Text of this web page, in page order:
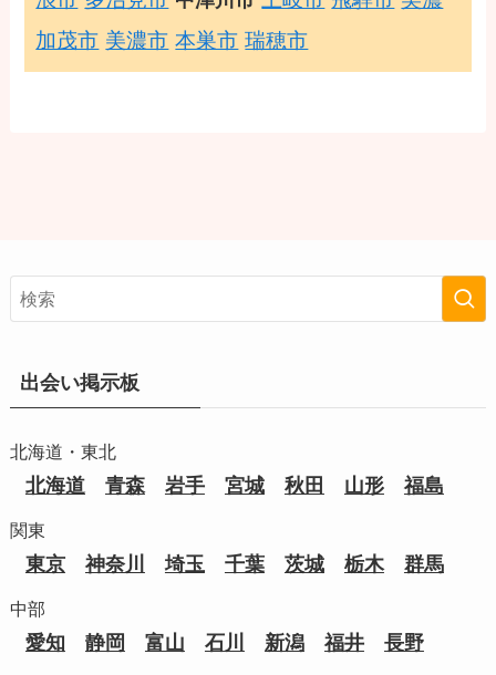
加茂市 美濃市 本巣市 瑞穂市
出会い掲示板
北海道・東北
北海道 青森 岩手 宮城 秋田 山形 福島
関東
東京 神奈川 埼玉 千葉 茨城 栃木 群馬
中部
愛知 静岡 富山 石川 新潟 福井 長野